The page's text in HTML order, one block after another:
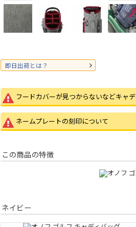
即日出荷とは？
フードカバーが見つからないなどキャ
ネームプレートの刻印について
この商品の特徴
ネイビー